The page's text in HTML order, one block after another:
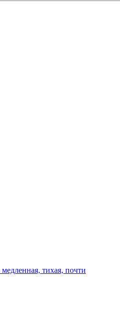
тихая, почти